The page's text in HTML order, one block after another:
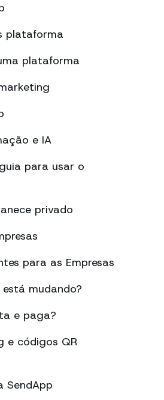
plataforma
plataforma
e IA
para usar o
privado
para as Empresas
mudando?
e paga?
e códigos QR
SendApp